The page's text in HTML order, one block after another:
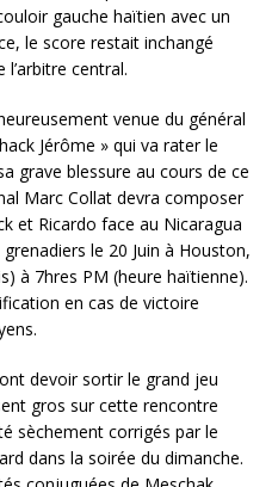
gauche haïtien avec un
le score restait inchangé
l’arbitre central.
venue du général
Jérôme » qui va rater le
grave blessure au cours de ce
Marc Collat devra composer
et Ricardo face au Nicaragua
le 20 Juin à Houston,
à 7hres PM (heure haïtienne).
en cas de victoire
devoir sortir le grand jeu
gros sur cette rencontre
sèchement corrigés par le
dans la soirée du dimanche.